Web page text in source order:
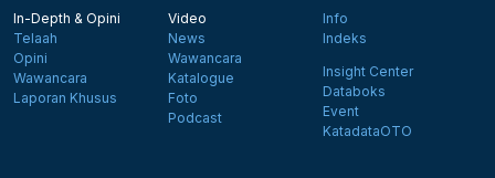
In-Depth & Opini
Telaah
Opini
Wawancara
Laporan Khusus
Video
News
Wawancara
Katalogue
Foto
Podcast
Info
Indeks
Insight Center
Databoks
Event
KatadataOTO